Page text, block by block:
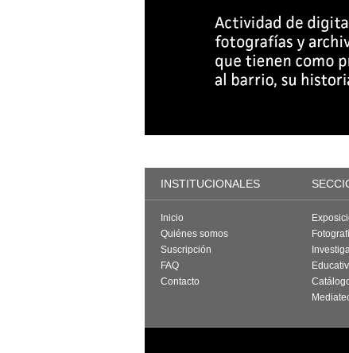
INSTITUCIONALES
Inicio
Quiénes somos
Suscripción
FAQ
Contacto